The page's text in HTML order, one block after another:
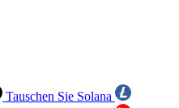
Tauschen Sie Solana